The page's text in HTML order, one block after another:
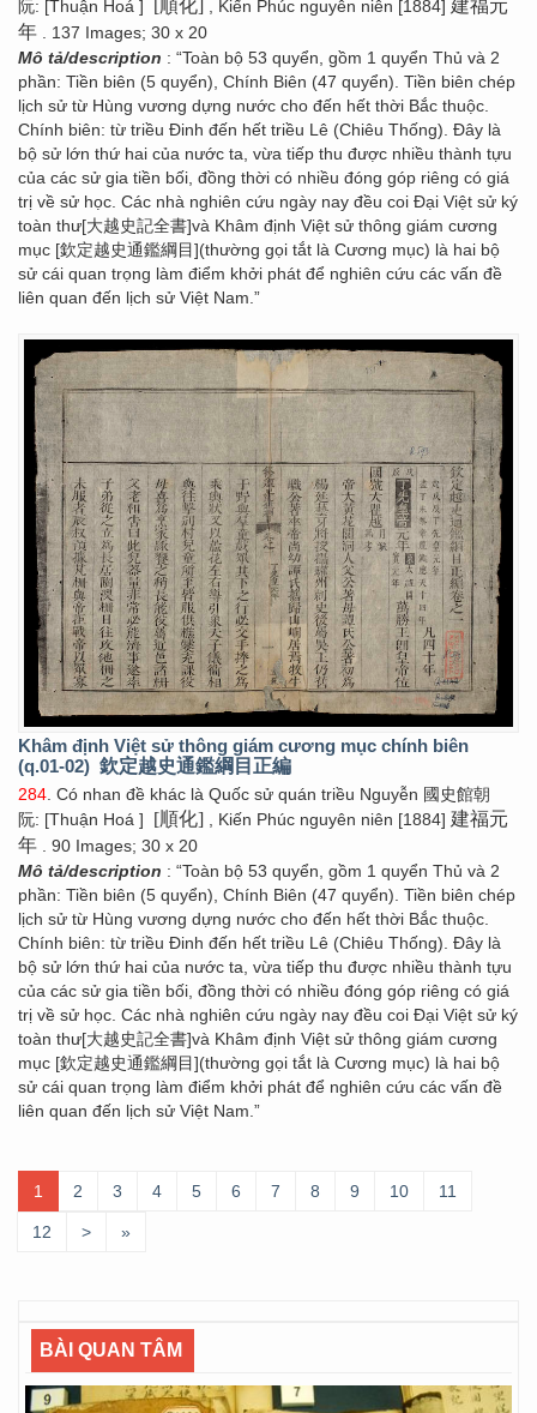
阮: [Thuận Hoá ] [順化] , Kiến Phúc nguyên niên [1884] 建福元
年 . 137 Images; 30 x 20
Mô tả/description : “Toàn bộ 53 quyển, gồm 1 quyển Thủ và 2
phần: Tiền biên (5 quyển), Chính Biên (47 quyển). Tiền biên chép
lịch sử từ Hùng vương dựng nước cho đến hết thời Bắc thuộc.
Chính biên: từ triều Đinh đến hết triều Lê (Chiêu Thống). Đây là
bộ sử lớn thứ hai của nước ta, vừa tiếp thu được nhiều thành tựu
của các sử gia tiền bối, đồng thời có nhiều đóng góp riêng có giá
trị về sử học. Các nhà nghiên cứu ngày nay đều coi Đại Việt sử ký
toàn thư[大越史記全書]và Khâm định Việt sử thông giám cương
mục [欽定越史通鑑綱目](thường gọi tắt là Cương mục) là hai bộ
sử cái quan trọng làm điểm khởi phát để nghiên cứu các vấn đề
liên quan đến lịch sử Việt Nam.”
Khâm định Việt sử thông giám cương mục chính biên
(q.01-02) 欽定越史通鑑綱目正編
284 . Có nhan đề khác là Quốc sử quán triều Nguyễn 國史館朝
阮: [Thuận Hoá ]
[順化] , Kiến Phúc nguyên niên [1884] 建福元
年 . 90 Images; 30 x 20
Mô tả/description : “Toàn bộ 53 quyển, gồm 1 quyển Thủ và 2
phần: Tiền biên (5 quyển), Chính Biên (47 quyển). Tiền biên chép
lịch sử từ Hùng vương dựng nước cho đến hết thời Bắc thuộc.
Chính biên: từ triều Đinh đến hết triều Lê (Chiêu Thống). Đây là
bộ sử lớn thứ hai của nước ta, vừa tiếp thu được nhiều thành tựu
của các sử gia tiền bối, đồng thời có nhiều đóng góp riêng có giá
trị về sử học. Các nhà nghiên cứu ngày nay đều coi Đại Việt sử ký
toàn thư[大越史記全書]và Khâm định Việt sử thông giám cương
mục [欽定越史通鑑綱目](thường gọi tắt là Cương mục) là hai bộ
sử cái quan trọng làm điểm khởi phát để nghiên cứu các vấn đề
liên quan đến lịch sử Việt Nam.”
1 2 3 4 5 6 7 8 9 10 11
12 > »
BÀI QUAN TÂM